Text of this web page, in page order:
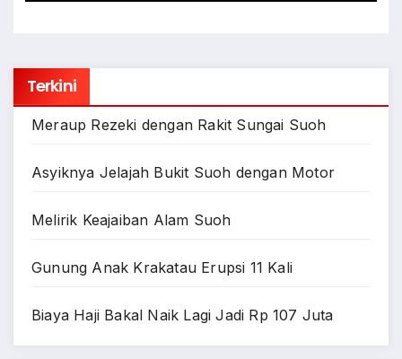
Terkini
Meraup Rezeki dengan Rakit Sungai Suoh
Asyiknya Jelajah Bukit Suoh dengan Motor
Melirik Keajaiban Alam Suoh
Gunung Anak Krakatau Erupsi 11 Kali
Biaya Haji Bakal Naik Lagi Jadi Rp 107 Juta